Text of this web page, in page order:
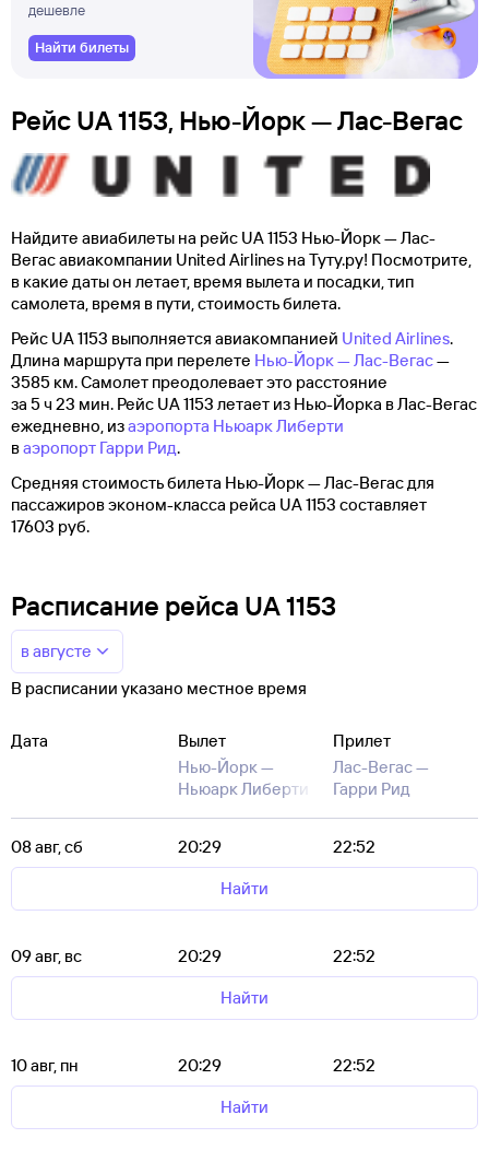
дешевле
Найти билеты
Рейс UA 1153, Нью-Йорк — Лас-Вегас
Найдите авиабилеты на рейс UA 1153 Нью-Йорк — Лас-
Вегас авиакомпании United Airlines на Туту.ру! Посмотрите,
в какие даты он летает, время вылета и посадки, тип
самолета, время в пути, стоимость билета.
Рейс UA 1153 выполняется авиакомпанией United Airlines.
Длина маршрута при перелете Нью-Йорк — Лас-Вегас—
3585 км. Самолет преодолевает это расстояние
за 5 ч 23 мин. Рейс UA 1153 летает из Нью-Йорка в Лас-Вегас
ежедневно, изаэропорта Ньюарк Либерти
ваэропорт Гарри Рид.
Средняя стоимость билета Нью-Йорк — Лас-Вегас для
пассажиров эконом-класса рейса UA 1153 составляет
17603 руб.
Расписание рейса UA 1153
в августе
В расписании указано местное время
Дата
Вылет
Нью-Йорк —
Ньюарк Либерти
Прилет
Лас-Вегас —
Гарри Рид
08 авг, сб 20:29
22:52
Найти
09 авг, вс 20:29
22:52
Найти
10 авг, пн 20:29
22:52
Найти